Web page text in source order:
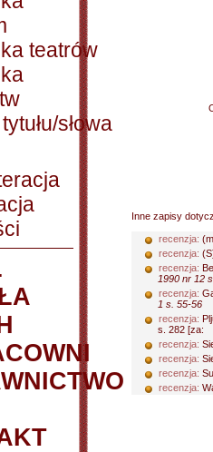
teatrów
słowa
Inne zapisy
recenzja:
recenzja:
recenzja:
1990 nr 12
recenzja:
1 s. 55-56
recenzja:
s. 282 [za:
recenzja:
recenzja:
recenzja:
recenzja: